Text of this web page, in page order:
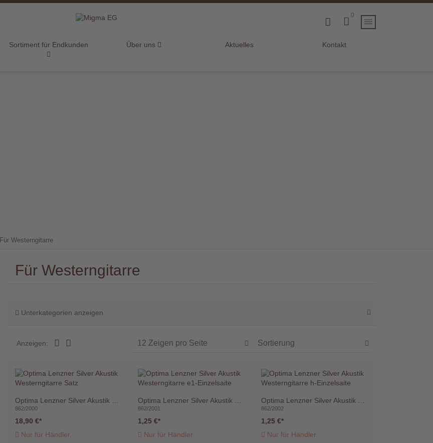
0
Sortiment für Endkunden Über uns Aktuelles Kontakt
Für Westerngitarre
Für Westerngitarre
Unterkategorien anzeigen
Anzeigen:
862/2000
18,90 €
Nur für Händler.
862/2001
1,25 €
Nur für Händler.
862/2002
1,25 €
Nur für Händler.